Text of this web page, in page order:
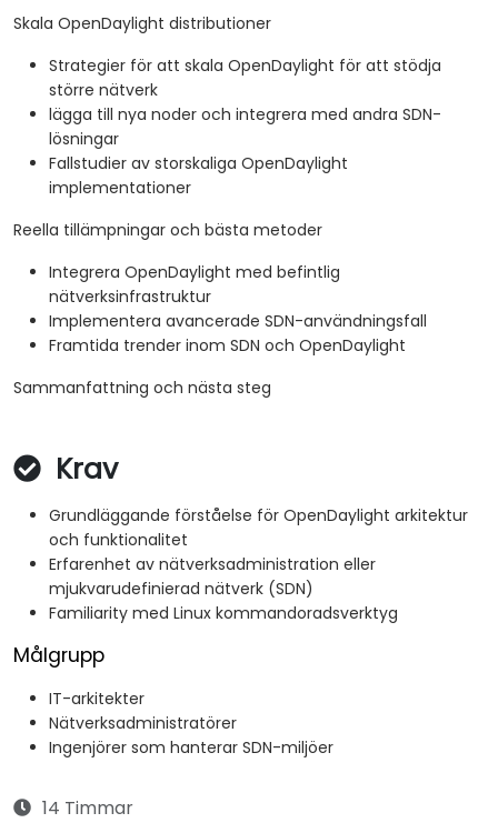
Skala OpenDaylight distributioner
Strategier för att skala OpenDaylight för att stödja
större nätverk
lägga till nya noder och integrera med andra SDN-
lösningar
Fallstudier av storskaliga OpenDaylight
implementationer
Reella tillämpningar och bästa metoder
Integrera OpenDaylight med befintlig
nätverksinfrastruktur
Implementera avancerade SDN-användningsfall
Framtida trender inom SDN och OpenDaylight
Sammanfattning och nästa steg
Krav
Grundläggande förståelse för OpenDaylight arkitektur
och funktionalitet
Erfarenhet av nätverksadministration eller
mjukvarudefinierad nätverk (SDN)
Familiarity med Linux kommandoradsverktyg
Målgrupp
IT-arkitekter
Nätverksadministratörer
Ingenjörer som hanterar SDN-miljöer
14 Timmar